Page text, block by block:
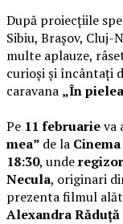
După proiecțiile
Sibiu, Brașov, Cluj-
multe aplauze,
curioși și încântați
caravana „În
Pe 11 februarieva
mea” de la
18:30, unde
Necula, originari
prezenta filmul
Alexandra